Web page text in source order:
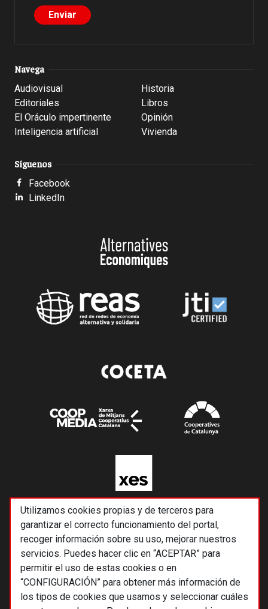
Utilizamos cookies propias y de terceros para
garantizar el correcto funcionamiento del portal,
recoger información sobre su uso, mejorar nuestros
servicios. Puedes hacer clic en “ACEPTAR” para
permitir el uso de estas cookies o en
“CONFIGURACIÓN” para obtener más información de
los tipos de cookies que usamos y seleccionar cuáles
Navega
Audiovisual
Editoriales
El Oráculo impertinente
Inteligencia artificial
Historia
Libros
Opinión
Vivienda
Síguenos
Facebook
LinkedIn